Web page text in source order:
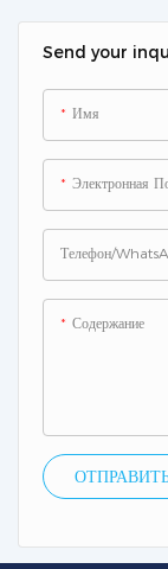
Send your
Имя
Электронная
Телефон/
Содержание